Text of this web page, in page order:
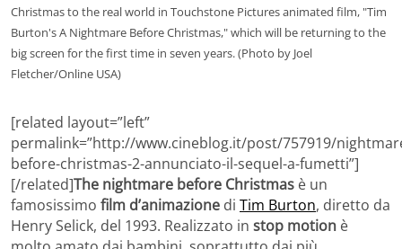
Christmas to the real world in Touchstone Pictures animated film, "Tim
Burton's A Nightmare Before Christmas," which will be returning to the
big screen for the first time in seven years. (Photo by Joel
Fletcher/Online USA)
[related layout=”left”
permalink=”http://www.cineblog.it/post/757919/
before-christmas-2-annunciato-il-sequel-a-fumetti”]
[/related]The nightmare before Christmas è un
famosissimo film d’animazione di Tim Burton, diretto da
Henry Selick, del 1993. Realizzato in stop motion è